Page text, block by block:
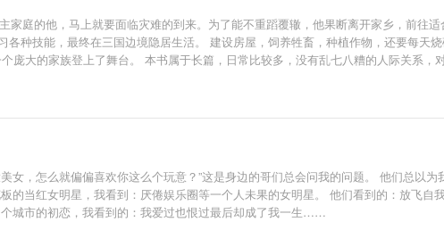
家庭的他，马上就要面临灾难的到来。为了能不重蹈覆辙，他果断离开家乡，前往
各种技能，最终在三国边境隐居生活。 建设房屋，饲养牲畜，种植作物，还要每天
庞大的家族登上了舞台。 本书属于长篇，日常比较多，没有乱七八糟的人际关系
女，怎么就偏偏喜欢你这么个玩意？”这是身边的哥们总会问我的问题。 他们总以
的当红女明星，我看到：厌倦娱乐圈等一个人未果的女明星。 他们看到的：放飞
城市的初恋，我看到的：我爱过也恨过最后却成了我一生……